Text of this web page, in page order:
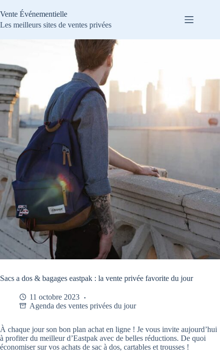
au
contenu
Vente Événementielle
Les meilleurs sites de ventes privées
Sacs a dos & bagages eastpak : la vente privée favorite du jour
11 octobre 2023
Agenda des ventes privées du jour
À chaque jour son bon plan achat en ligne ! Je vous invite aujourd’hui
à profiter du meilleur d’Eastpak avec de belles réductions. De quoi
économiser sur vos achats de sac à dos, cartables et trousses !